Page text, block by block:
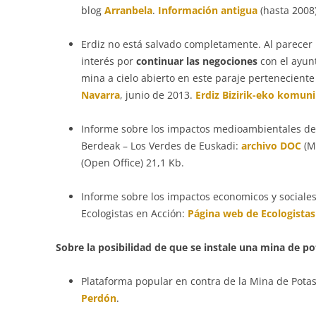
blogArranbela. Información antigua (hasta
Erdiz no está salvado completamente. Al
interés porcontinuar las negociones con el
mina a cielo abierto en este paraje
Navarra, junio de 2013. Erdiz Bizirik-eko
Informe sobre los impactos medioambientales
Berdeak – Los Verdes de Euskadi:archivo DOC
(Open Office) 21,1 Kb.
Informe sobre los impactos economicos y
Ecologistas en Acción: Página web de
Sobre la posibilidad de que se instale una mina de
Plataforma popular en contra de la Mina de
Perdón.